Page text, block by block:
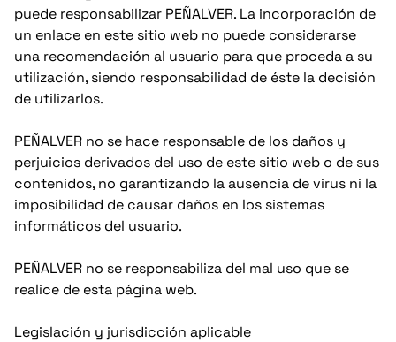
puede responsabilizar PEÑALVER. La incorporación de
un enlace en este sitio web no puede considerarse
una recomendación al usuario para que proceda a su
utilización, siendo responsabilidad de éste la decisión
de utilizarlos.
PEÑALVER no se hace responsable de los daños y
perjuicios derivados del uso de este sitio web o de sus
contenidos, no garantizando la ausencia de virus ni la
imposibilidad de causar daños en los sistemas
informáticos del usuario.
PEÑALVER no se responsabiliza del mal uso que se
realice de esta página web.
Legislación y jurisdicción aplicable